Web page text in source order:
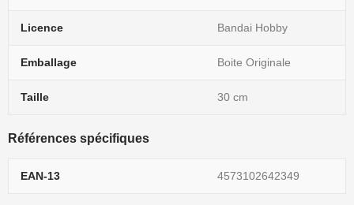
Licence Bandai Hobby
Emballage Boite Originale
Taille 30 cm
Références spécifiques
EAN-13 4573102642349